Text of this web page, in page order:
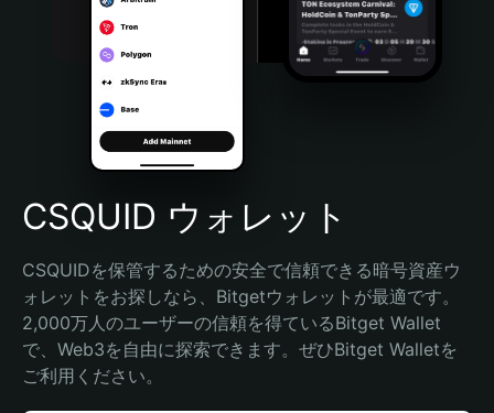
Português (Brasil)
Español (Argentina)
CSQUID ウォレット
CSQUIDを保管するための安全で信頼できる暗号資産ウ
ォレットをお探しなら、Bitgetウォレットが最適です。
2,000万人のユーザーの信頼を得ているBitget Wallet
で、Web3を自由に探索できます。ぜひBitget Walletを
ご利用ください。